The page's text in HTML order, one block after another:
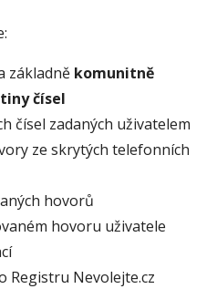
základně komunitně
čísel
čísel zadaných uživatelem
ze skrytých telefonních
hovorů
hovoru uživatele
Registru Nevolejte.cz